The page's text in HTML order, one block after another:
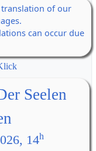
of our
can occur due
Seelen
14h